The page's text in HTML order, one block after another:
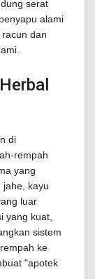
serat
alami
dan
di
rempah
yang
jahe, kayu
luar
yang kuat,
sistem
ke
"apotek